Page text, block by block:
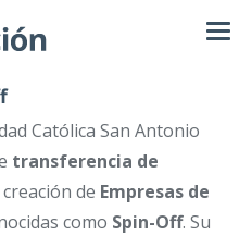
Católica San Antonio
transferencia de
de Empresas de
como Spin-Off. Su